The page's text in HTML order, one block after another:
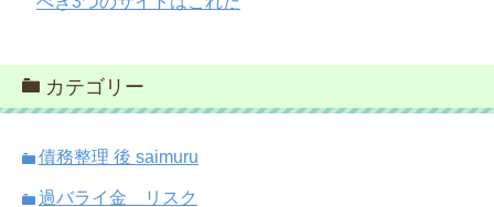
カテゴリー
債務整理 後 saimuru
過バライ金 リスク